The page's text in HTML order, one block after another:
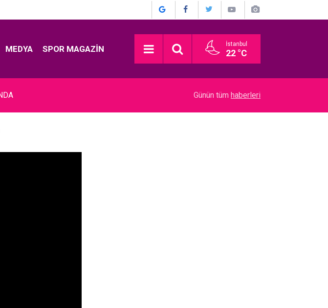
MEDYA SPOR MAGAZIN İstanbul
22 °C
Eda–Metin Özülkü... BODRUM’DA BÜYÜLEYEN
Günün tüm haberleri